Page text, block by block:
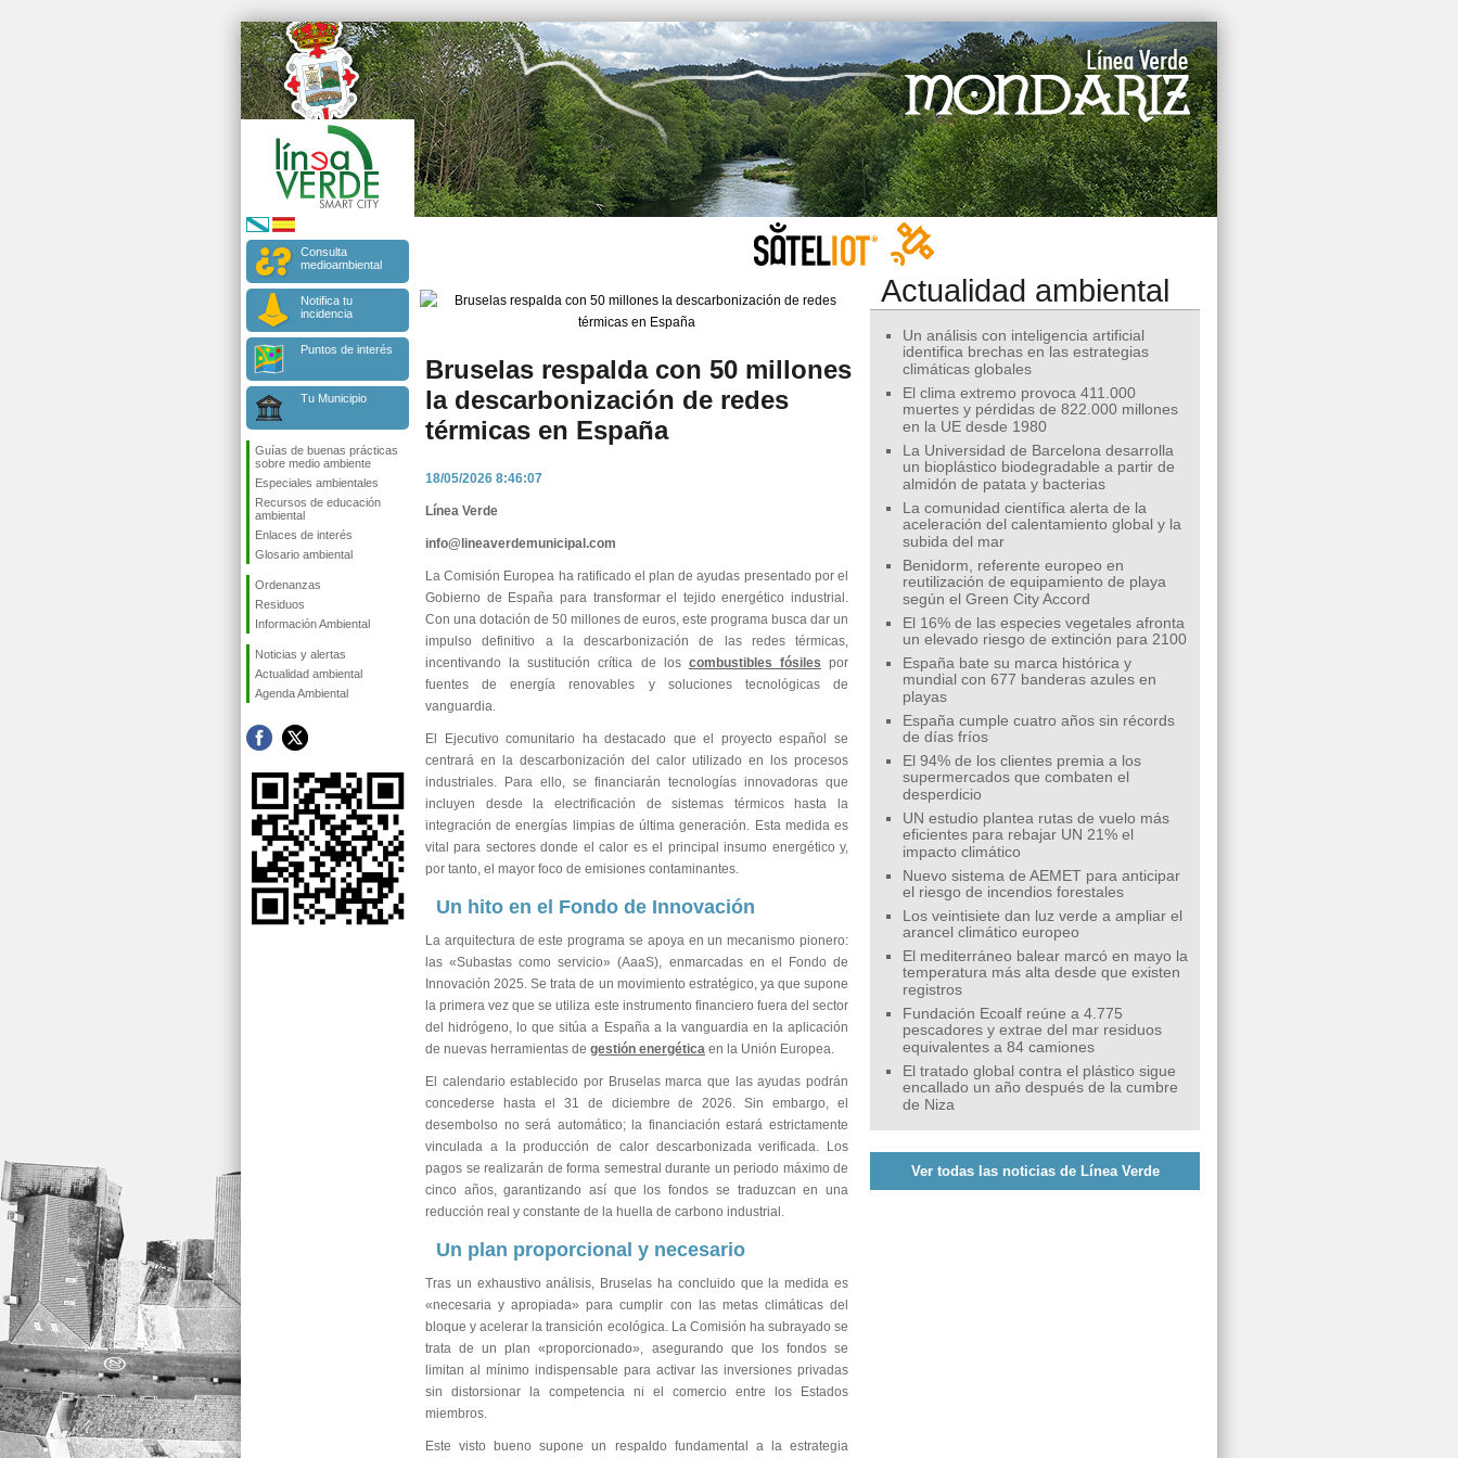
Consulta
medioambiental
Notifica tu
incidencia
Puntos de interés
Tu Municipio
Guías de buenas prácticas
sobre medio ambiente
Especiales ambientales
Recursos de educación
ambiental
Enlaces de interés
Glosario ambiental
Ordenanzas
Residuos
Información Ambiental
Noticias y alertas
Actualidad ambiental
Agenda Ambiental
Bruselas respalda con 50 millones
la descarbonización de redes
térmicas en España
18/05/2026 8:46:07
Línea Verde
info@lineaverdemunicipal.com
La Comisión Europea ha ratificado el plan de ayudas presentado por el
Gobierno de España para transformar el tejido energético industrial.
Con una dotación de 50 millones de euros, este programa busca dar un
impulso definitivo a la descarbonización de las redes térmicas,
incentivando la sustitución crítica de los combustibles fósiles por
fuentes de energía renovables y soluciones tecnológicas de
vanguardia.
El Ejecutivo comunitario ha destacado que el proyecto español se
centrará en la descarbonización del calor utilizado en los procesos
industriales. Para ello, se financiarán tecnologías innovadoras que
incluyen desde la electrificación de sistemas térmicos hasta la
integración de energías limpias de última generación. Esta medida es
vital para sectores donde el calor es el principal insumo energético y,
por tanto, el mayor foco de emisiones contaminantes.
Un hito en el Fondo de Innovación
La arquitectura de este programa se apoya en un mecanismo pionero:
las «Subastas como servicio» (AaaS), enmarcadas en el Fondo de
Innovación 2025. Se trata de un movimiento estratégico, ya que supone
la primera vez que se utiliza este instrumento financiero fuera del sector
del hidrógeno, lo que sitúa a España a la vanguardia en la aplicación
de nuevas herramientas de gestión energética en la Unión Europea.
El calendario establecido por Bruselas marca que las ayudas podrán
concederse hasta el 31 de diciembre de 2026. Sin embargo, el
desembolso no será automático; la financiación estará estrictamente
vinculada a la producción de calor descarbonizada verificada. Los
pagos se realizarán de forma semestral durante un periodo máximo de
cinco años, garantizando así que los fondos se traduzcan en una
reducción real y constante de la huella de carbono industrial.
Un plan proporcional y necesario
Tras un exhaustivo análisis, Bruselas ha concluido que la medida es
«necesaria y apropiada» para cumplir con las metas climáticas del
bloque y acelerar la transición ecológica. La Comisión ha subrayado se
trata de un plan «proporcionado», asegurando que los fondos se
limitan al mínimo indispensable para activar las inversiones privadas
sin distorsionar la competencia ni el comercio entre los Estados
miembros.
Este visto bueno supone un respaldo fundamental a la estrategia
Actualidad ambiental
Un análisis con inteligencia artificial
identifica brechas en las estrategias
climáticas globales
El clima extremo provoca 411.000
muertes y pérdidas de 822.000 millones
en la UE desde 1980
La Universidad de Barcelona desarrolla
un bioplástico biodegradable a partir de
almidón de patata y bacterias
La comunidad científica alerta de la
aceleración del calentamiento global y la
subida del mar
Benidorm, referente europeo en
reutilización de equipamiento de playa
según el Green City Accord
El 16% de las especies vegetales afronta
un elevado riesgo de extinción para 2100
España bate su marca histórica y
mundial con 677 banderas azules en
playas
España cumple cuatro años sin récords
de días fríos
El 94% de los clientes premia a los
supermercados que combaten el
desperdicio
UN estudio plantea rutas de vuelo más
eficientes para rebajar UN 21% el
impacto climático
Nuevo sistema de AEMET para anticipar
el riesgo de incendios forestales
Los veintisiete dan luz verde a ampliar el
arancel climático europeo
El mediterráneo balear marcó en mayo la
temperatura más alta desde que existen
registros
Fundación Ecoalf reúne a 4.775
pescadores y extrae del mar residuos
equivalentes a 84 camiones
El tratado global contra el plástico sigue
encallado un año después de la cumbre
de Niza
Ver todas las noticias de Línea Verde